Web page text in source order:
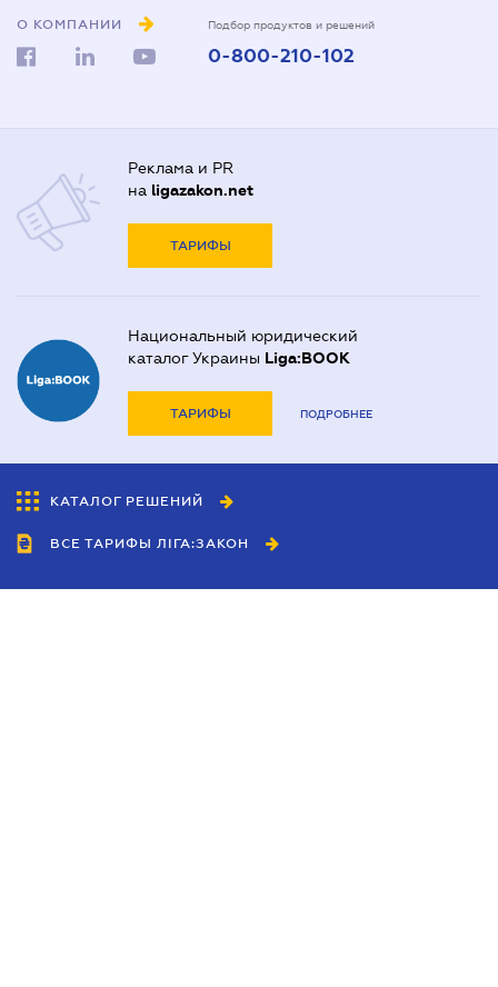
О КОМПАНИИ Подбор продуктов и решений
0-800-210-102
Реклама и PR
на ligazakon.net
ТАРИФЫ
Национальный юридический
каталог Украины Liga:BOOK
ТАРИФЫ ПОДРОБНЕЕ
КАТАЛОГ РЕШЕНИЙ
ВСЕ ТАРИФЫ ЛІГА:ЗАКОН